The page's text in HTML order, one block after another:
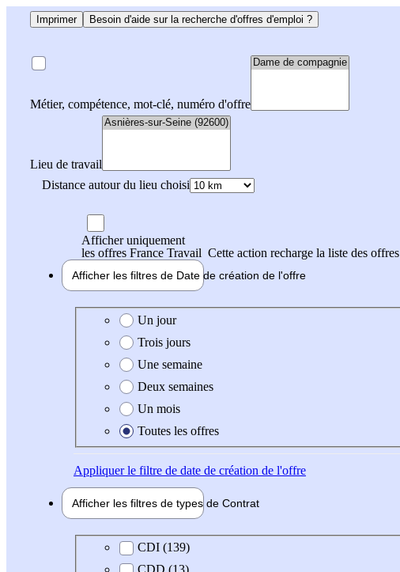
Imprimer Besoin d'aide sur la recherche d'offres d'emploi ?
Métier, compétence, mot-clé, numéro d'offre
Lieu de travail
Distance autour du lieu choisi
Afficher uniquement
les offres France Travail Cette action recharge la liste des offres
Afficher les filtres de Date de création de l'offre
Date de création de l'offre
Un jour
Trois jours
Une semaine
Deux semaines
Un mois
Toutes les offres
Appliquerle filtre de date de création de l'offre
Afficher les filtres de types de Contrat
Type de contratCDI (139)